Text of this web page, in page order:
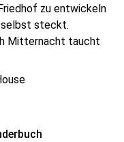
zu entwickeln
selbst steckt.
Mitternacht taucht